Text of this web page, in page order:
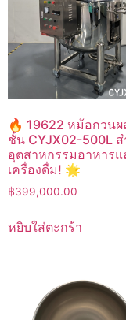
🔥 19622 หม้อกวน
ชั้น CYJX02-500L
อุตสาหกรรมอาหารแ
เครื่องดื่ม! 🌟
฿399,000.00
หยิบใส่ตะกร้า